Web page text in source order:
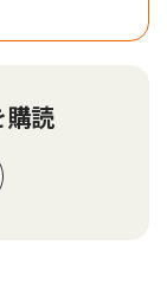
購読